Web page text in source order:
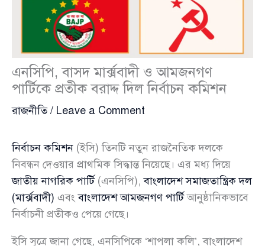
এনসিপি, বাসদ মার্ক্সবাদী ও আমজনগণ
পার্টিকে প্রতীক বরাদ্দ দিল নির্বাচন কমিশন
রাজনীতি/ Leave a Comment
নির্বাচন কমিশন (ইসি) তিনটি নতুন রাজনৈতিক দলকে
নিবন্ধন দেওয়ার প্রাথমিক সিদ্ধান্ত নিয়েছে। এর মধ্য দিয়ে
জাতীয় নাগরিক পার্টি(এনসিপি),বাংলাদেশ সমাজতান্ত্রিক দল
(মার্ক্সবাদী) এবংবাংলাদেশ আমজনগণ পার্টিআনুষ্ঠানিকভাবে
নির্বাচনী প্রতীকও পেয়ে গেছে।
ইসি সূত্রে জানা গেছে, এনসিপিকে ‘শাপলা কলি’, বাংলাদেশ